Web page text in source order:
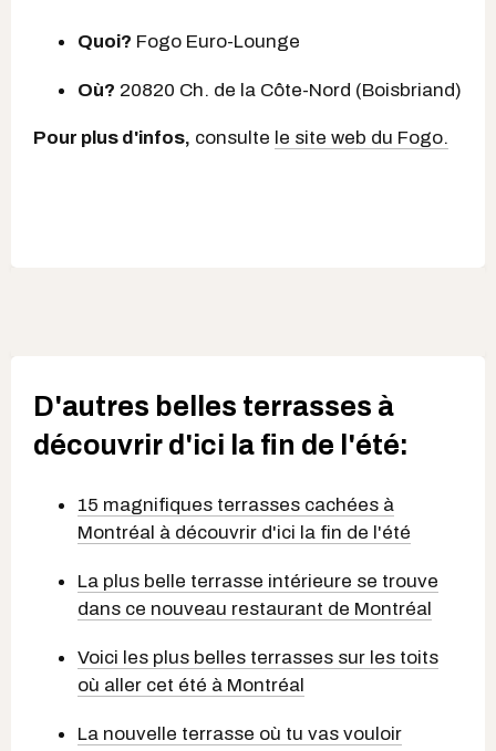
Quoi? Fogo Euro-Lounge
Où? 20820 Ch. de la Côte-Nord (Boisbriand)
Pour plus d'infos, consulte le site web du Fogo.
D'autres belles terrasses à
découvrir d'ici la fin de l'été:
15 magnifiques terrasses cachées à
Montréal à découvrir d'ici la fin de l'été
La plus belle terrasse intérieure se trouve
dans ce nouveau restaurant de Montréal
Voici les plus belles terrasses sur les toits
où aller cet été à Montréal
La nouvelle terrasse où tu vas vouloir